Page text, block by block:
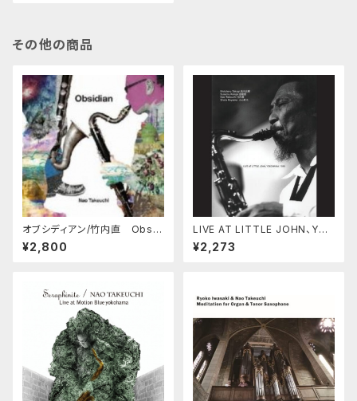
その他の商品
オブシディアン/竹内直 Obsid
ian/Nao Takeuchi
¥2,800
LIVE AT LITTLE JOHN、YOK
OHAMA 1999
¥2,273